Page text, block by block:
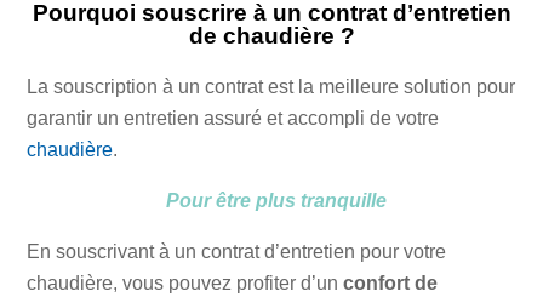
Pourquoi souscrire à un contrat d’entretien
de chaudière ?
La souscription à un contrat est la meilleure solution pour
garantir un entretien assuré et accompli de votre
chaudière.
Pour être plus tranquille
En souscrivant à un contrat d’entretien pour votre
chaudière, vous pouvez profiter d’unconfort de